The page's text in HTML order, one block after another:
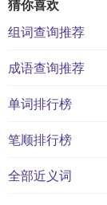
猜你喜欢
组词查询推荐
成语查询推荐
单词排行榜
笔顺排行榜
全部近义词